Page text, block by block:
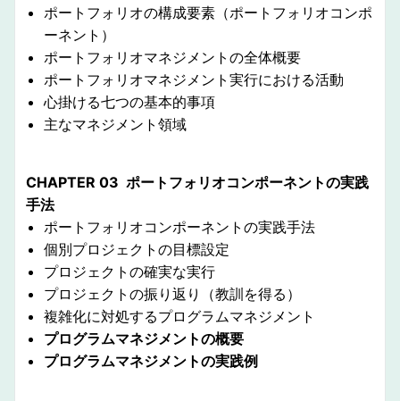
ポートフォリオの構成要素（ポートフォリオコンポ
ーネント）
ポートフォリオマネジメントの全体概要
ポートフォリオマネジメント実行における活動
心掛ける七つの基本的事項
主なマネジメント領域
CHAPTER 03 ポートフォリオコンポーネントの実践
手法
ポートフォリオコンポーネントの実践手法
個別プロジェクトの目標設定
プロジェクトの確実な実行
プロジェクトの振り返り（教訓を得る）
複雑化に対処するプログラムマネジメント
プログラムマネジメントの概要
プログラムマネジメントの実践例